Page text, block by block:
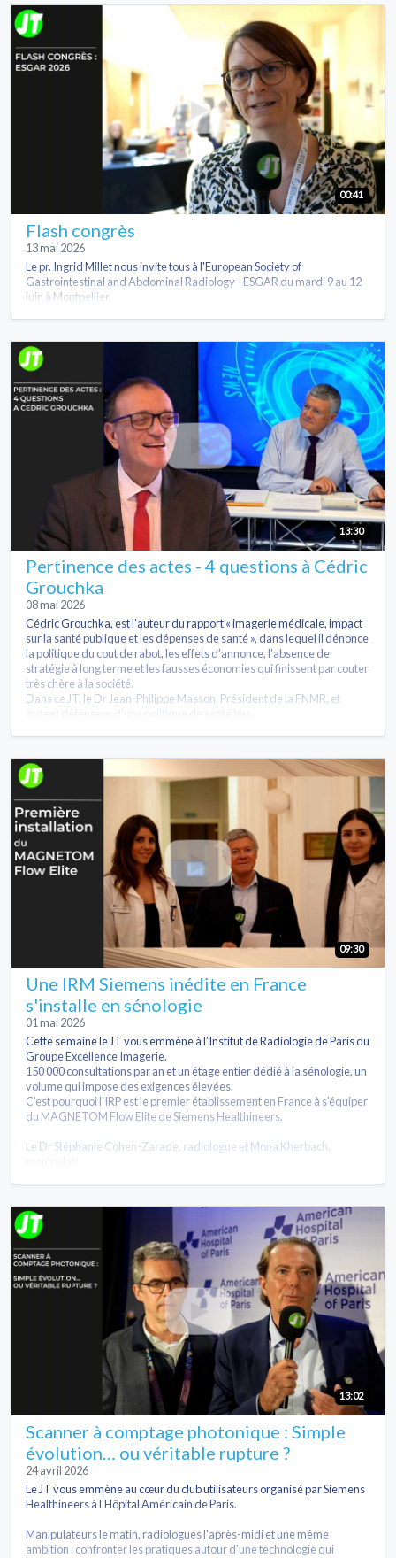
00:41
Flash congrès
13 mai 2026
Le pr. Ingrid Millet nous invite tous à l'European Society of
Gastrointestinal and Abdominal Radiology - ESGAR du mardi 9 au 12
juin à Montpellier.
13:30
Pertinence des actes - 4 questions à Cédric
Grouchka
08 mai 2026
Cédric Grouchka, est l’auteur du rapport « imagerie médicale, impact
sur la santé publique et les dépenses de santé », dans lequel il dénonce
la politique du cout de rabot, les effets d’annonce, l’absence de
stratégie à long terme et les fausses économies qui finissent par couter
très chère à la société.
Dans ce JT, le Dr Jean-Philippe Masson, Président de la FNMR, et
ardent défenseur d’une politique de santé bas...
09:30
Une IRM Siemens inédite en France
s'installe en sénologie
01 mai 2026
Cette semaine le JT vous emmène à l’Institut de Radiologie de Paris du
Groupe Excellence Imagerie.
150 000 consultations par an et un étage entier dédié à la sénologie, un
volume qui impose des exigences élevées.
C’est pourquoi l'IRP est le premier établissement en France à s'équiper
du MAGNETOM Flow Elite de Siemens Healthineers.
Le Dr Stéphanie Cohen-Zarade, radiologue et Mona Kherbach,
13:02
Scanner à comptage photonique : Simple
évolution… ou véritable rupture ?
24 avril 2026
Le JT vous emmène au cœur du club utilisateurs organisé par Siemens
Healthineers à l'Hôpital Américain de Paris.
Manipulateurs le matin, radiologues l'après-midi et une même
ambition : confronter les pratiques autour d'une technologie qui